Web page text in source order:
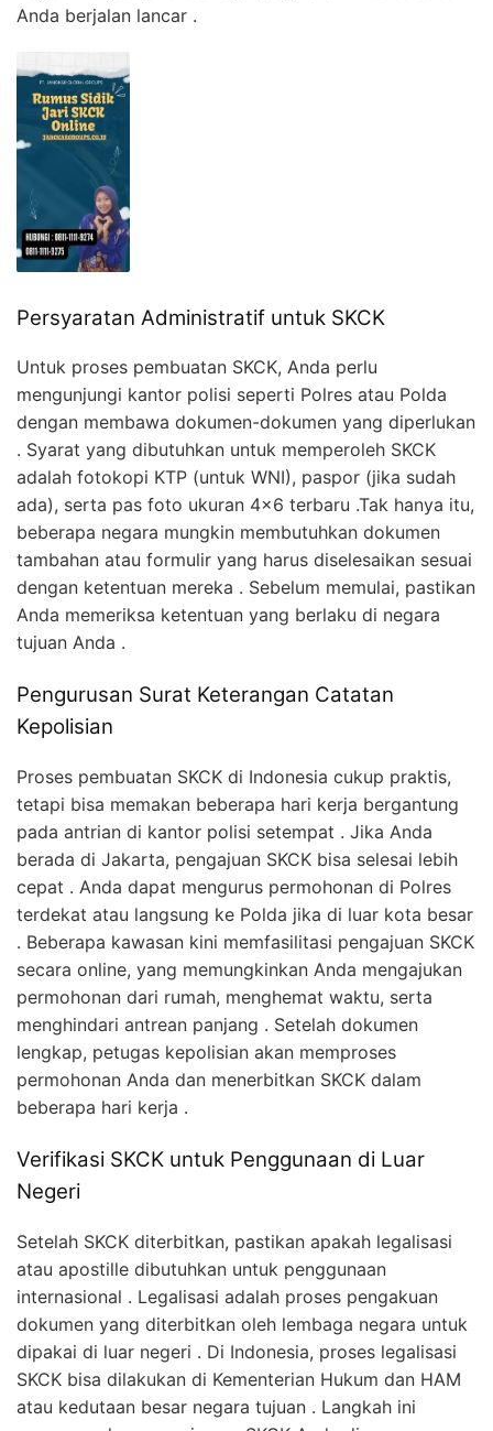
Anda berjalan lancar .
Persyaratan Administratif untuk SKCK
Untuk proses pembuatan SKCK, Anda perlu
mengunjungi kantor polisi seperti Polres atau Polda
dengan membawa dokumen-dokumen yang diperlukan
. Syarat yang dibutuhkan untuk memperoleh SKCK
adalah fotokopi KTP (untuk WNI), paspor (jika sudah
ada), serta pas foto ukuran 4×6 terbaru .Tak hanya itu,
beberapa negara mungkin membutuhkan dokumen
tambahan atau formulir yang harus diselesaikan sesuai
dengan ketentuan mereka . Sebelum memulai, pastikan
Anda memeriksa ketentuan yang berlaku di negara
tujuan Anda .
Pengurusan Surat Keterangan Catatan
Kepolisian
Proses pembuatan SKCK di Indonesia cukup praktis,
tetapi bisa memakan beberapa hari kerja bergantung
pada antrian di kantor polisi setempat . Jika Anda
berada di Jakarta, pengajuan SKCK bisa selesai lebih
cepat . Anda dapat mengurus permohonan di Polres
terdekat atau langsung ke Polda jika di luar kota besar
. Beberapa kawasan kini memfasilitasi pengajuan SKCK
secara online, yang memungkinkan Anda mengajukan
permohonan dari rumah, menghemat waktu, serta
menghindari antrean panjang . Setelah dokumen
lengkap, petugas kepolisian akan memproses
permohonan Anda dan menerbitkan SKCK dalam
beberapa hari kerja .
Verifikasi SKCK untuk Penggunaan di Luar
Negeri
Setelah SKCK diterbitkan, pastikan apakah legalisasi
atau apostille dibutuhkan untuk penggunaan
internasional . Legalisasi adalah proses pengakuan
dokumen yang diterbitkan oleh lembaga negara untuk
dipakai di luar negeri . Di Indonesia, proses legalisasi
SKCK bisa dilakukan di Kementerian Hukum dan HAM
atau kedutaan besar negara tujuan . Langkah ini